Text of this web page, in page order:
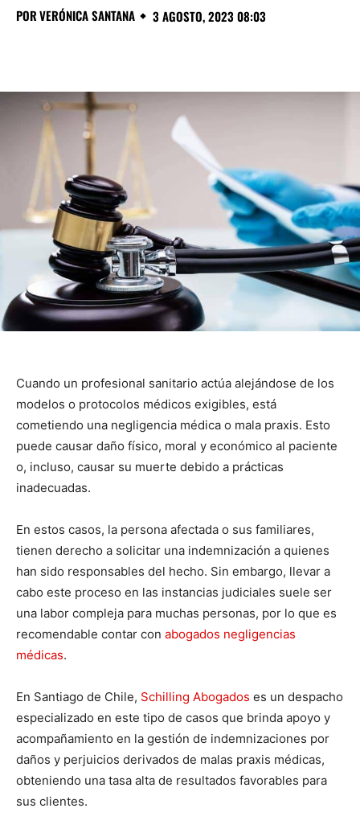
PORVERÓNICA SANTANA 3 AGOSTO, 2023 08:03
Cuando un profesional sanitario actúa alejándose de los
modelos o protocolos médicos exigibles, está
cometiendo una negligencia médica o mala praxis. Esto
puede causar daño físico, moral y económico al paciente
o, incluso, causar su muerte debido a prácticas
inadecuadas.
En estos casos, la persona afectada o sus familiares,
tienen derecho a solicitar una indemnización a quienes
han sido responsables del hecho. Sin embargo, llevar a
cabo este proceso en las instancias judiciales suele ser
una labor compleja para muchas personas, por lo que es
recomendable contar con abogados negligencias
médicas.
En Santiago de Chile, Schilling Abogados es un despacho
especializado en este tipo de casos que brinda apoyo y
acompañamiento en la gestión de indemnizaciones por
daños y perjuicios derivados de malas praxis médicas,
obteniendo una tasa alta de resultados favorables para
sus clientes.